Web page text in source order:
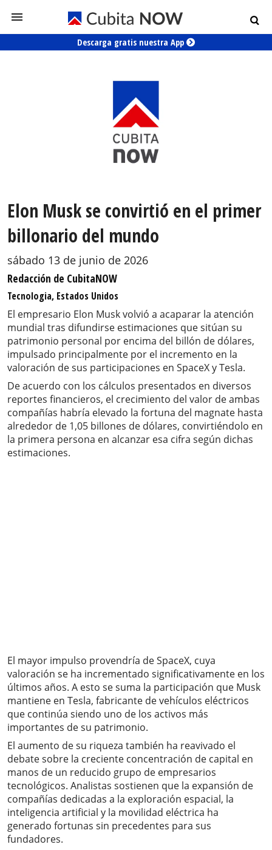
Descarga gratis nuestra App
Elon Musk se convirtió en el primer
billonario del mundo
sábado 13 de junio de 2026
Redacción de CubitaNOW
Tecnologia, Estados Unidos
El empresario Elon Musk volvió a acaparar la atención
mundial tras difundirse estimaciones que sitúan su
patrimonio personal por encima del billón de dólares,
impulsado principalmente por el incremento en la
valoración de sus participaciones en SpaceX y Tesla.
De acuerdo con los cálculos presentados en diversos
reportes financieros, el crecimiento del valor de ambas
compañías habría elevado la fortuna del magnate hasta
alrededor de 1,05 billones de dólares, convirtiéndolo en
la primera persona en alcanzar esa cifra según dichas
estimaciones.
El mayor impulso provendría de SpaceX, cuya
valoración se ha incrementado significativamente en los
últimos años. A esto se suma la participación que Musk
mantiene en Tesla, fabricante de vehículos eléctricos
que continúa siendo uno de los activos más
importantes de su patrimonio.
El aumento de su riqueza también ha reavivado el
debate sobre la creciente concentración de capital en
manos de un reducido grupo de empresarios
tecnológicos. Analistas sostienen que la expansión de
compañías dedicadas a la exploración espacial, la
inteligencia artificial y la movilidad eléctrica ha
generado fortunas sin precedentes para sus
fundadores.